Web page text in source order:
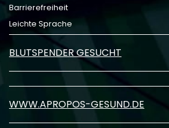
Barrierefreiheit
Leichte Sprache
BLUTSPENDER GESUCHT
WWW.APROPOS-GESUND.DE